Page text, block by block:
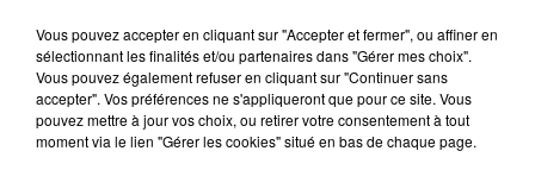
À LA UNE
Vous pouvez accepter en cliquant sur "Accepter et fermer", ou affiner en
sélectionnant les finalités et/ou partenaires dans "Gérer mes choix".
Vous pouvez également refuser en cliquant sur "Continuer sans
accepter". Vos préférences ne s'appliqueront que pour ce site. Vous
pouvez mettre à jour vos choix, ou retirer votre consentement à tout
moment via le lien "Gérer les cookies" situé en bas de chaque page.